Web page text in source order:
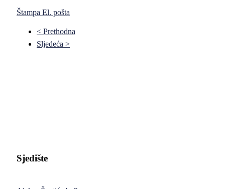
Štampa El. pošta
< Prethodna
Sljedeća >
Sjedište